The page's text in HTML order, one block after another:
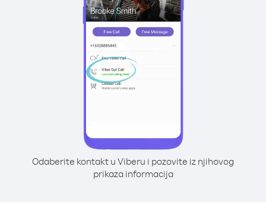
Odaberite kontakt u Viberu i pozovite iz njihovog
prikaza informacija